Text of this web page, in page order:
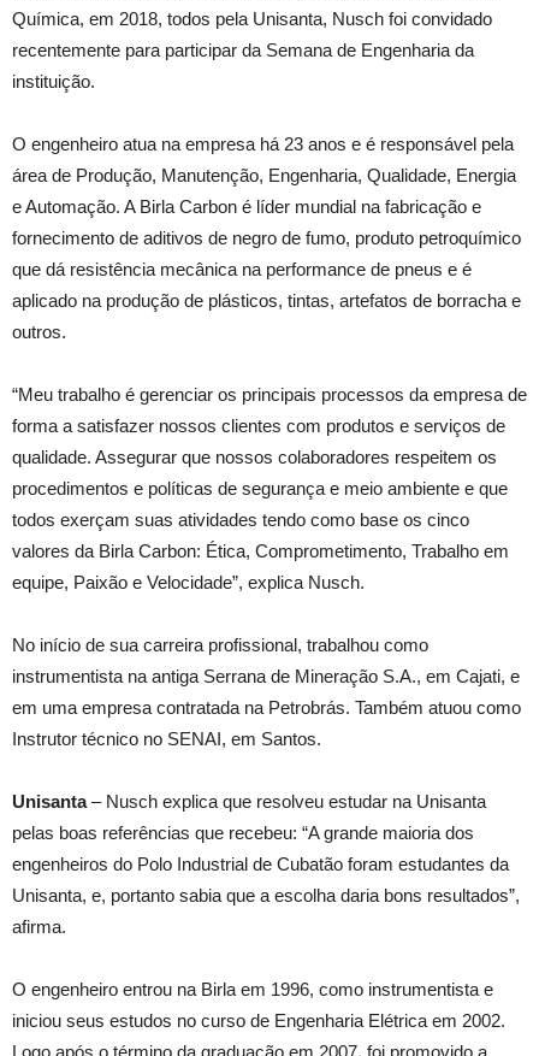
Química, em 2018, todos pela Unisanta, Nusch foi convidado
recentemente para participar da Semana de Engenharia da
instituição.
O engenheiro atua na empresa há 23 anos e é responsável pela
área de Produção, Manutenção, Engenharia, Qualidade, Energia
e Automação. A Birla Carbon é líder mundial na fabricação e
fornecimento de aditivos de negro de fumo, produto petroquímico
que dá resistência mecânica na performance de pneus e é
aplicado na produção de plásticos, tintas, artefatos de borracha e
outros.
“Meu trabalho é gerenciar os principais processos da empresa de
forma a satisfazer nossos clientes com produtos e serviços de
qualidade. Assegurar que nossos colaboradores respeitem os
procedimentos e políticas de segurança e meio ambiente e que
todos exerçam suas atividades tendo como base os cinco
valores da Birla Carbon: Ética, Comprometimento, Trabalho em
equipe, Paixão e Velocidade”, explica Nusch.
No início de sua carreira profissional, trabalhou como
instrumentista na antiga Serrana de Mineração S.A., em Cajati, e
em uma empresa contratada na Petrobrás. Também atuou como
Instrutor técnico no SENAI, em Santos.
Unisanta– Nusch explica que resolveu estudar na Unisanta
pelas boas referências que recebeu: “A grande maioria dos
engenheiros do Polo Industrial de Cubatão foram estudantes da
Unisanta, e, portanto sabia que a escolha daria bons resultados”,
afirma.
O engenheiro entrou na Birla em 1996, como instrumentista e
iniciou seus estudos no curso de Engenharia Elétrica em 2002.
Logo após o término da graduação em 2007, foi promovido a